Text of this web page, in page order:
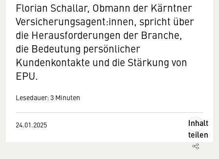
Florian Schallar, Obmann der Kärntner
Versicherungsagent:innen, spricht über
die Herausforderungen der Branche,
die Bedeutung persönlicher
Kundenkontakte und die Stärkung von
EPU.
Lesedauer: 3 Minuten
24.01.2025
Inhalt
teilen